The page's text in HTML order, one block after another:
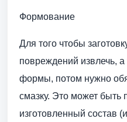
Формование
Для того чтобы
повреждений извлечь, а
формы, потом нужно
смазку. Это может
изготовленный состав